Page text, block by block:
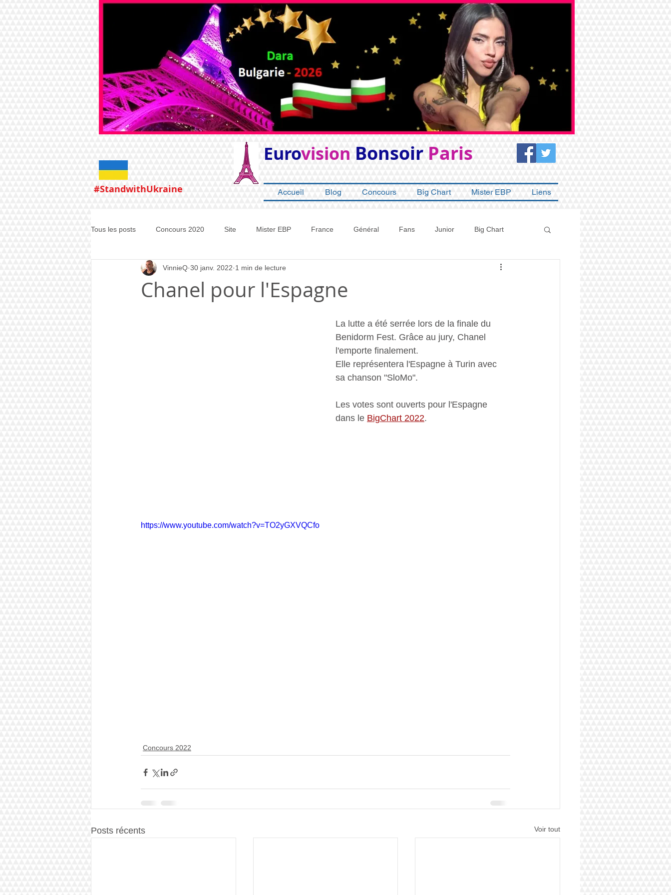
#StandwithUkraine
Eurovision Bonsoir Paris
Accueil Blog Concours Big Chart Mister EBP Liens
Tous les posts Concours 2020 Site Mister EBP France Général Fans Junior Big Chart
Concours 2021 Concours 2022 Concours 2023 Concours 2026
Chanel pour l'Espagne
VinnieQ 30 janv. 2022 1 min de lecture
La lutte a été serrée lors de la finale du
Benidorm Fest. Grâce au jury, Chanel
l'emporte finalement.
Elle représentera l'Espagne à Turin avec
sa chanson "SloMo".
Les votes sont ouverts pour l'Espagne
dans le BigChart 2022.
https://www.youtube.com/watch?v=TO2yGXVQCfo
Concours 2022
Posts récents Voir tout